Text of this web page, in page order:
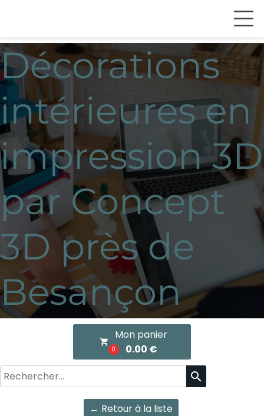
Décorations
intérieures en
impression 3D
par Concept
3D près de
Besançon
local_grocery_store
0
Mon panier
0.00 €
search
← Retour à la liste